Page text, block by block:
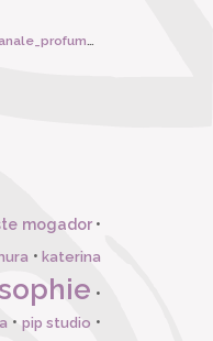
747
mogador•
•katerina
•
• pip studio •